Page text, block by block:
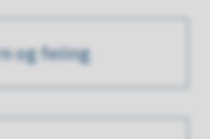
og feiing